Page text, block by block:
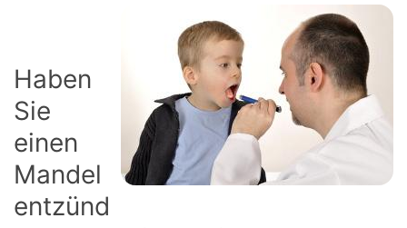
Haben
Sie
einen
Mandel
entzünd